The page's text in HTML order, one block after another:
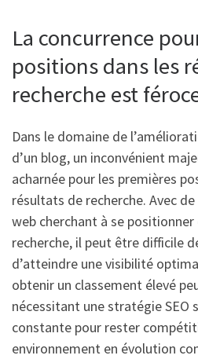
La concurrence
positions dans les
recherche est
Dans le domaine de
d’un blog, un inconvénient
acharnée pour les premières
résultats de recherche. Avec
web cherchant à se
recherche, il peut être difficile
d’atteindre une visibilité
obtenir un classement élevé
nécessitant une stratégie
constante pour rester
environnement en évolution